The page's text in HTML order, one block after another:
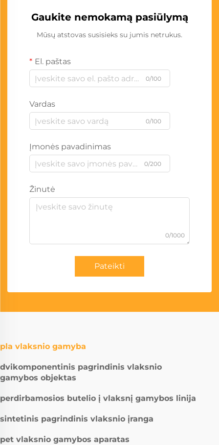
Gaukite nemokamą pasiūlymą
Mūsų atstovas susisieks su jumis netrukus.
El. paštas
0/100
Vardas
0/100
Įmonės pavadinimas
0/200
Žinutė
0/1000
Pateikti
pla vlaksnio gamyba
dvikomponentinis pagrindinis vlaksnio
gamybos objektas
perdirbamosios butelio į vlaksnį gamybos linija
sintetinis pagrindinis vlaksnio įranga
pet vlaksnio gamybos aparatas